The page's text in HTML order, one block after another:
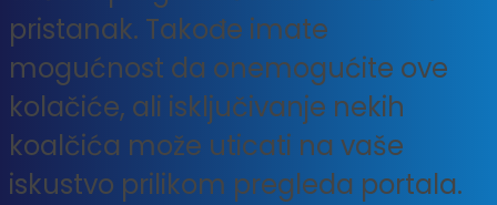
pristanak. Takođe imate
mogućnost da onemogućite ove
kolačiće, ali isključivanje nekih
koalčića može uticati na vaše
iskustvo prilikom pregleda portala.